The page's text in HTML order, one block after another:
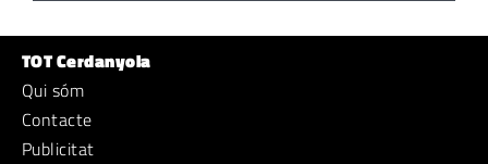
TOT Cerdanyola
Qui sóm
Contacte
Publicitat